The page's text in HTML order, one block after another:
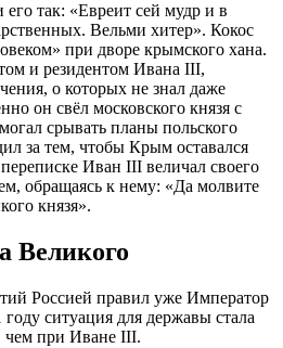
так: «Евреит сей мудр и в
Вельми хитер». Кокос
при дворе крымского хана.
и резидентом Ивана III,
о которых не знал даже
он свёл московского князя с
срывать планы польского
за тем, чтобы Крым оставался
Иван III величал своего
обращаясь к нему: «Да молвите
князя».
Великого
Россией правил уже Император
ситуация для державы стала
чем при Иване III.